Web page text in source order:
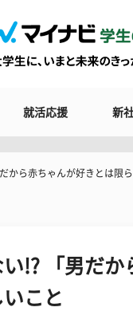
就活応援 新
から赤ちゃんが好きとは限
!? 「男だか
こと